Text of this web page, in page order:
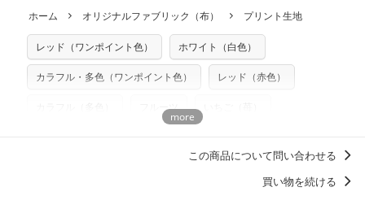
※カットを希望の方は備考欄に「50cmずつカット希望」など
ご記載ください（50cm単位でのカットのみ）
プリント布の仕様について もっと詳しく見る
※配送日のご指定は承れません。出来上がり次第、順次発送
いたします。
いませんのでご了承ください）
※有料型紙（ホームソーイング型紙シリーズ）および柄がえ
らべるキットに付属された型紙は商用利用できませんのでご
注意ください。型紙自体の転用・販売および型紙を使用して
商用利用についての詳細はこちら
ホーム オリジナルファブリック（布） プリント生地
レッド（ワンポイント色） ホワイト（白色）
カラフル・多色（ワンポイント色） レッド（赤色）
フルーツ
この商品について問い合わせる
買い物を続ける